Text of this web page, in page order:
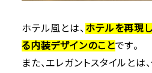
ホテル風とは、 ホテルを再現
る内装デザインのことです。
また、エレガントスタイルと